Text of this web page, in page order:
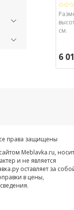
см.
6
права защищены
Meblavka.ru, носит
и не является
оставляет за
в цены,